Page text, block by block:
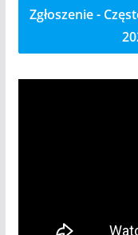
Zgłoszenie -